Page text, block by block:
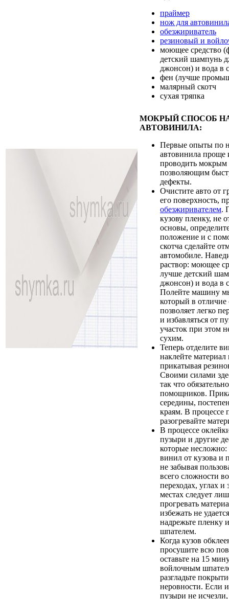
праймер
нож для
обезжириватель
резиновый и
моющее средство
детский шампунь
джонсон) и вода в
фен (лучше
малярный скотч
сухая тряпка
МОКРЫЙ СПОСОБ
АВТОВИНИЛА:
Первые опыты по
автовинила проще
проводить мокрым
позволяющим
дефекты.
Очистите авто от
его поверхность,
обезжиривателем.
кузову пленку, не
основы,
положение и с
скотча сделайте
автомобиле.
раствор: моющее
лучше детский
джонсон) и вода в
Полейте машину
который в
позволяет легко
и избавляться от
участок при этом
сухим.
Теперь отделите
наклейте
прикатывая
Своими силами
так что
помощников.
середины,
краям. В процессе
разогревайте
В процессе
пузыри и другие
которые несложно:
винил от кузова и
не забывая
всего сложности
переходах, углах и
местах следует
прогревать
избежать не
надрежьте пленку и
шпателем.
Когда кузов
просушите всю
оставьте на 15
войлочным
разгладьте
неровности. Если
пузыри не